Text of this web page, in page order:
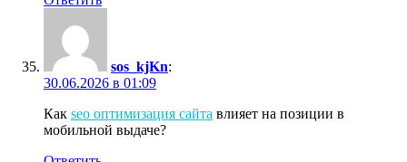
sos_kjKn:
30.06.2026 в 01:09
Как seo оптимизация сайта влияет на позиции в
мобильной выдаче?